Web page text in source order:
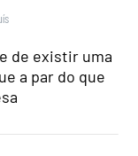
de existir uma
a par do que